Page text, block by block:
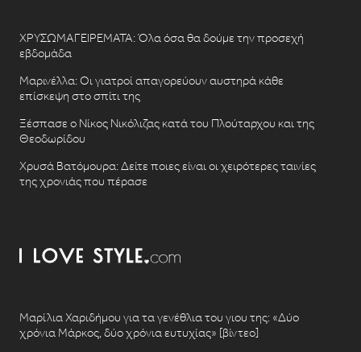
ΧΡΥΣΩΜΑΓΕΙΡΕΜΑΤΑ: Όλα όσα θα δούμε την προσεχή
εβδομάδα
Μαρινέλλα: Οι γιατροί απαγορεύουν αυστηρά κάθε
επίσκεψη στο σπίτι της
Ξέσπασε ο Νίκος Νικόλιζας κατά του Πλούταρχου και της
Θεοδωρίδου
Χρυσά Βατόμουρα: Δείτε ποιες είναι οι χειρότερες ταινίες
της χρονιάς που πέρασε
Μαρίλια Χαριδήμου για τα γενέθλια του γιου της: «Δύο
χρόνια Μάρκος, δύο χρόνια ευτυχίας» [βίντεο]